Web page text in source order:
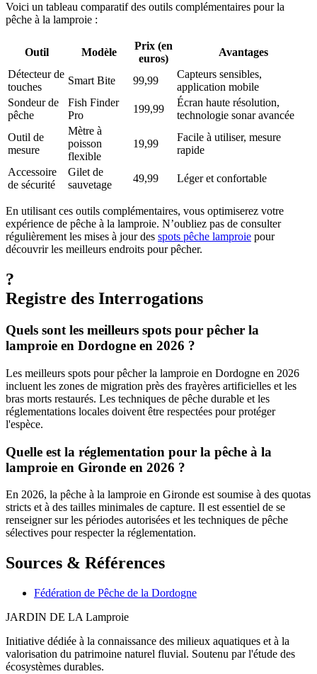
Voici un tableau comparatif des outils complémentaires pour la
pêche à la lamproie :
Outil Modèle
Prix (en
euros)
Avantages
Détecteur de
touches
Smart Bite 99,99
Capteurs sensibles,
application mobile
Sondeur de
pêche
Fish Finder
Pro
199,99
Écran haute résolution,
technologie sonar avancée
Outil de
mesure
Mètre à
poisson
flexible
19,99
Facile à utiliser, mesure
rapide
Accessoire
de sécurité
Gilet de
sauvetage
49,99 Léger et confortable
En utilisant ces outils complémentaires, vous optimiserez votre
expérience de pêche à la lamproie. N’oubliez pas de consulter
régulièrement les mises à jour des spots pêche lamproie pour
découvrir les meilleurs endroits pour pêcher.
?
Registre des Interrogations
Quels sont les meilleurs spots pour pêcher la
lamproie en Dordogne en 2026 ?
Les meilleurs spots pour pêcher la lamproie en Dordogne en 2026
incluent les zones de migration près des frayères artificielles et les
bras morts restaurés. Les techniques de pêche durable et les
réglementations locales doivent être respectées pour protéger
l'espèce.
Quelle est la réglementation pour la pêche à la
lamproie en Gironde en 2026 ?
En 2026, la pêche à la lamproie en Gironde est soumise à des quotas
stricts et à des tailles minimales de capture. Il est essentiel de se
renseigner sur les périodes autorisées et les techniques de pêche
sélectives pour respecter la réglementation.
Sources & Références
Fédération de Pêche de la Dordogne
JARDIN DE LA Lamproie
Initiative dédiée à la connaissance des milieux aquatiques et à la
valorisation du patrimoine naturel fluvial. Soutenu par l'étude des
écosystèmes durables.